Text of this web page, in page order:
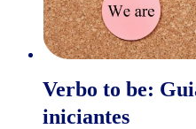
Verbo to be:
iniciantes